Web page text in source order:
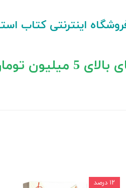
اینترنتی کتاب
تومان)
۱۲ درصد